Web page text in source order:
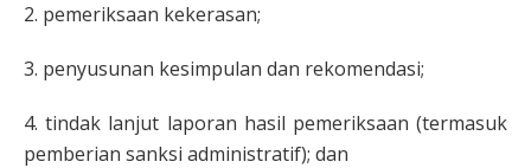
2. pemeriksaan kekerasan;
3. penyusunan kesimpulan dan rekomendasi;
4. tindak lanjut laporan hasil pemeriksaan (termasuk
pemberian sanksi administratif); dan